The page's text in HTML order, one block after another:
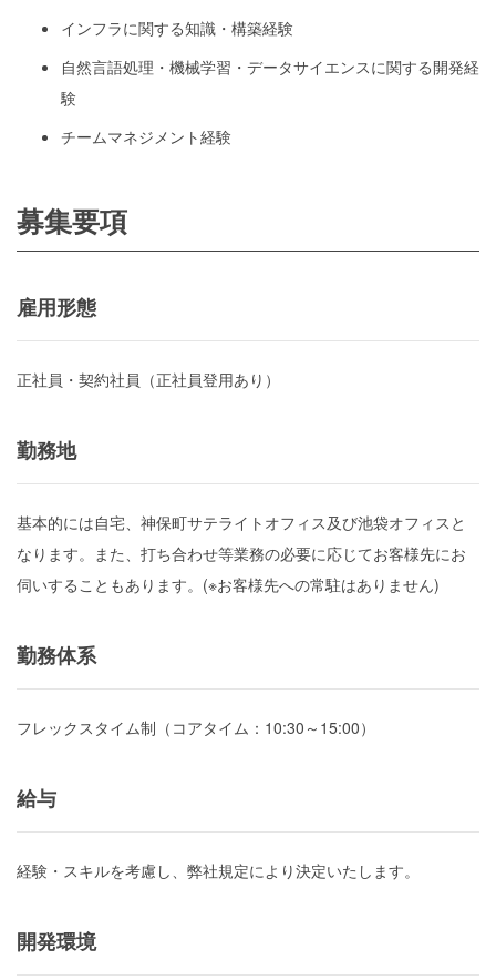
インフラに関する知識・構築経験
自然言語処理・機械学習・データサイエンスに関する開発経
験
チームマネジメント経験
募集要項
雇用形態
正社員・契約社員（正社員登用あり）
勤務地
基本的には自宅、神保町サテライトオフィス及び池袋オフィスと
なります。また、打ち合わせ等業務の必要に応じてお客様先にお
伺いすることもあります。(※お客様先への常駐はありません)
勤務体系
フレックスタイム制（コアタイム：10:30～15:00）
給与
経験・スキルを考慮し、弊社規定により決定いたします。
開発環境